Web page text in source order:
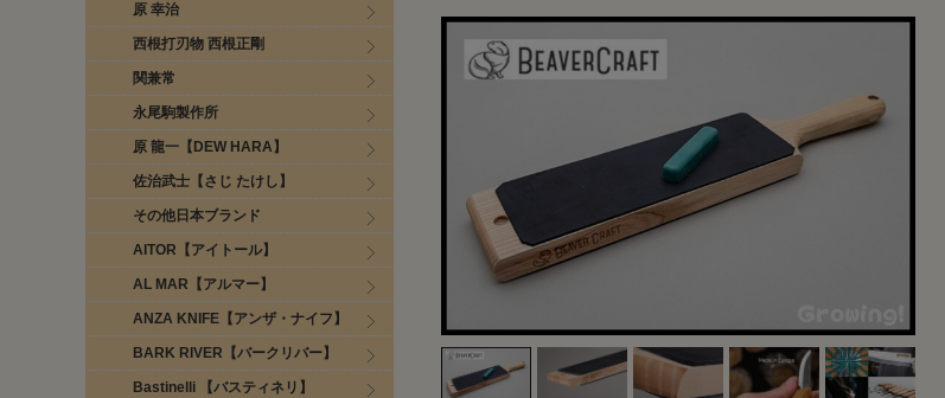
原 幸治
西根打刃物 西根正剛
関兼常
永尾駒製作所
原 龍一【DEW HARA】
佐治武士【さじ たけし】
その他日本ブランド
AITOR【アイトール】
AL MAR【アルマー】
ANZA KNIFE【アンザ・ナイフ】
BARK RIVER【バークリバー】
Bastinelli 【バスティネリ】